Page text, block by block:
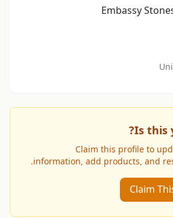
Embassy
Is this
Claim this profile to
information, add products, and
Claim